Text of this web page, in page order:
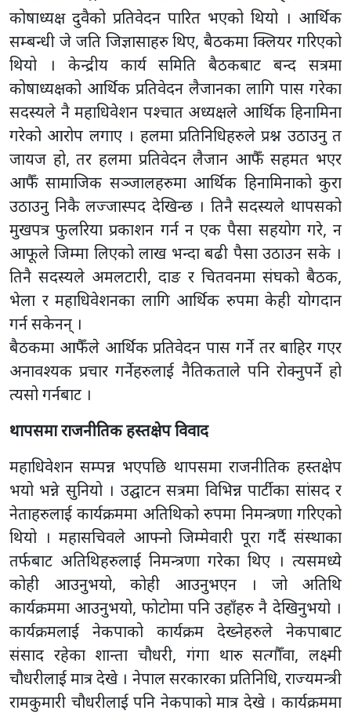
कोषाध्यक्ष दुवैको प्रतिवेदन पारित भएको थियो । आर्थिक
सम्बन्धी जे जति जिज्ञासाहरु थिए, बैठकमा क्लियर गरिएको
थियो । केन्द्रीय कार्य समिति बैठकबाट बन्द सत्रमा
कोषाध्यक्षको आर्थिक प्रतिवेदन लैजानका लागि पास गरेका
सदस्यले नै महाधिवेशन पश्चात अध्यक्षले आर्थिक हिनामिना
गरेको आरोप लगाए । हलमा प्रतिनिधिहरुले प्रश्न उठाउनु त
जायज हो, तर हलमा प्रतिवेदन लैजान आफैँ सहमत भएर
आफैँ सामाजिक सञ्जालहरुमा आर्थिक हिनामिनाको कुरा
उठाउनु निकै लज्जास्पद देखिन्छ । तिनै सदस्यले थापसको
मुखपत्र फुलरिया प्रकाशन गर्न न एक पैसा सहयोग गरे, न
आफूले जिम्मा लिएको लाख भन्दा बढी पैसा उठाउन सके ।
तिनै सदस्यले अमलटारी, दाङ र चितवनमा संघको बैठक,
भेला र महाधिवेशनका लागि आर्थिक रुपमा केही योगदान
गर्न सकेनन् ।
बैठकमा आफैँले आर्थिक प्रतिवेदन पास गर्ने तर बाहिर गएर
अनावश्यक प्रचार गर्नेहरुलाई नैतिकताले पनि रोक्नुपर्ने हो
त्यसो गर्नबाट ।
थापसमा राजनीतिक हस्तक्षेप विवाद
महाधिवेशन सम्पन्न भएपछि थापसमा राजनीतिक हस्तक्षेप
भयो भन्ने सुनियो । उद्घाटन सत्रमा विभिन्न पार्टीका सांसद र
नेताहरुलाई कार्यक्रममा अतिथिको रुपमा निमन्त्रणा गरिएको
थियो । महासचिवले आफ्नो जिम्मेवारी पूरा गर्दै संस्थाका
तर्फबाट अतिथिहरुलाई निमन्त्रणा गरेका थिए । त्यसमध्ये
कोही आउनुभयो, कोही आउनुभएन । जो अतिथि
कार्यक्रममा आउनुभयो, फोटोमा पनि उहाँहरु नै देखिनुभयो ।
कार्यक्रमलाई नेकपाको कार्यक्रम देख्नेहरुले नेकपाबाट
संसाद रहेका शान्ता चौधरी, गंगा थारु सत्गौँवा, लक्ष्मी
चौधरीलाई मात्र देखे । नेपाल सरकारका प्रतिनिधि, राज्यमन्त्री
रामकुमारी चौधरीलाई पनि नेकपाको मात्र देखे । कार्यक्रममा